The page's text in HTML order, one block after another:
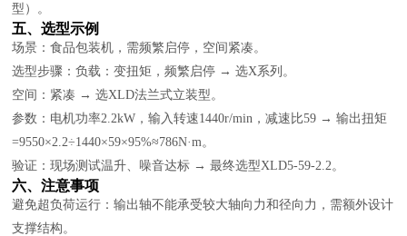
型）。
五、选型示例
场景：食品包装机，需频繁启停，空间紧凑。
选型步骤：负载：变扭矩，频繁启停 → 选X系列。
空间：紧凑 → 选XLD法兰式立装型。
参数：电机功率2.2kW，输入转速1440r/min，减速比59 → 输出扭矩
=9550×2.2÷1440×59×95%≈786N·m。
验证：现场测试温升、噪音达标 → 最终选型XLD5-59-2.2。
六、注意事项
避免超负荷运行：输出轴不能承受较大轴向力和径向力，需额外设计
支撑结构。